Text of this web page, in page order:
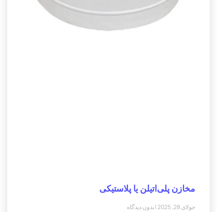
مخازن پلی‌اتیلن یا پلاستیکی
جولای 28, 2025 بدون دیدگاه